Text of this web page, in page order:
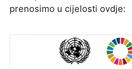
prenosimo u cijelosti ovdje: